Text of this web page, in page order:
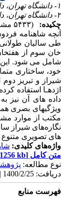
۱- دانشگاه تهران، دانشکده هنرهای زیبا، تهران، ایران
۲- دانشگاه تهران، دانشکده هنرهای زیبا، تهران، ایران ،
چکیده:
(۵۴۳۳ مشاهده)
آنچه شاهنامه
طی سالیان طولانی
خان ‌سوم از
شامل می شود. این
خود، ساختاری
شیراز و تبریز
اژدهـا استفاده
داده های آن نیز
ویژگیهای بصری
مکتب از موارد
نگاره‌های شیراز
های تصویری متنوع
واژه‌های کلیدی:
متن کامل [PDF 1256 kb]
نوع مطالعه:
دریافت: 1400/2/25 | پذیرش: 1400/5/30 | انتشار: 1400/6/1
فهرست منابع